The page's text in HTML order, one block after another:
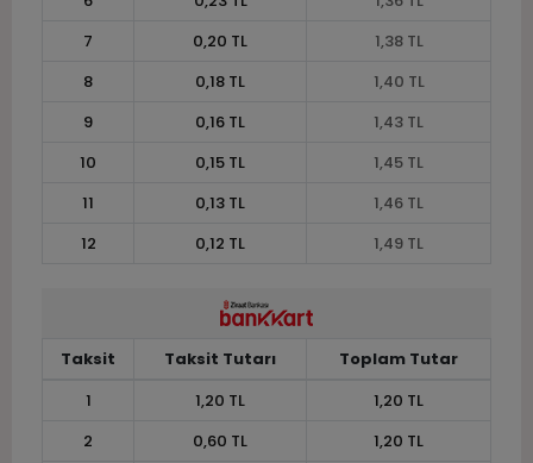
7
0,20 TL
1,38 TL
8
0,18 TL
1,40 TL
9
0,16 TL
1,43 TL
10
0,15 TL
1,45 TL
11
0,13 TL
1,46 TL
12
0,12 TL 1,49 TL
Taksit Taksit Tutarı
Toplam Tutar
1
1,20 TL
1,20 TL
2
0,60 TL
1,20 TL